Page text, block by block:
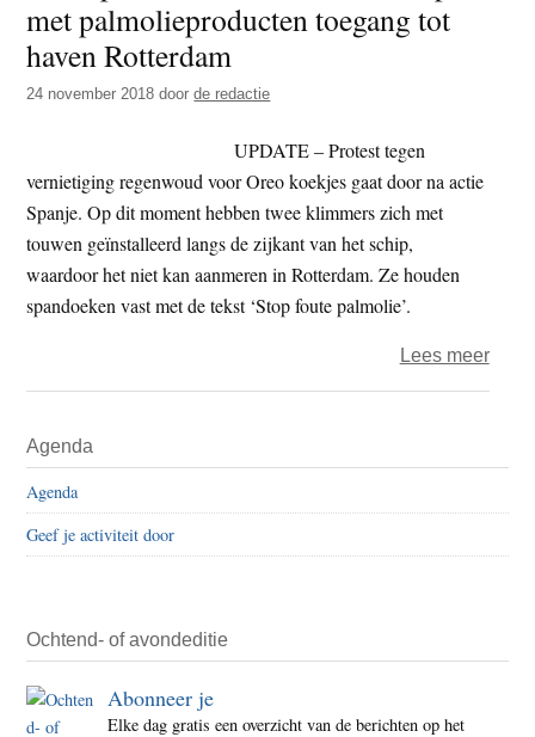
t
e
e
s
i
met palmolieproducten toegang tot
haven Rotterdam
24 november 2018 doorde redactie
UPDATE – Protest tegen
vernietiging regenwoud voor Oreo koekjes gaat door na actie
Spanje. Op dit moment hebben twee klimmers zich met
touwen geïnstalleerd langs de zijkant van het schip,
waardoor het niet kan aanmeren in Rotterdam. Ze houden
spandoeken vast met de tekst ‘Stop foute palmolie’.
Lees meerover
Sidebar
Agenda
Agenda
Geef je activiteit door
Ochtend- of avondeditie
Abonneer je
Elke dag gratis een overzicht van de berichten op het